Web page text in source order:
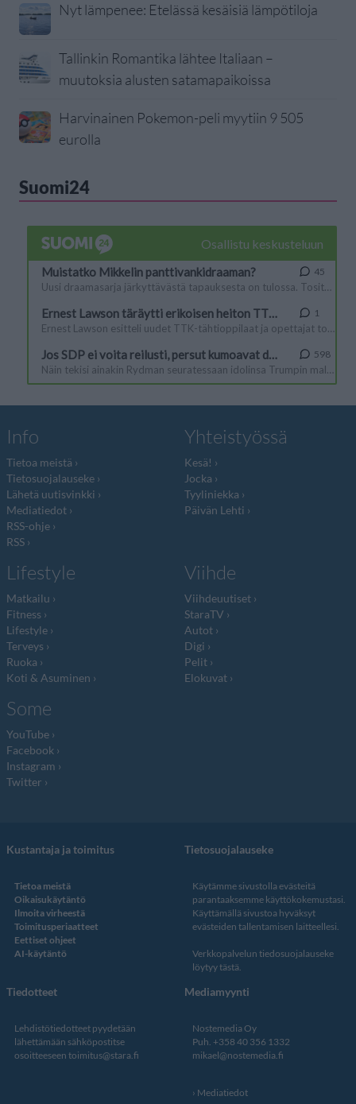
Nyt lämpenee: Etelässä kesäisiä lämpötiloja
Tallinkin Romantika lähtee Italiaan –
muutoksia alusten satamapaikoissa
Harvinainen Pokemon-peli myytiin 9 505
eurolla
Suomi24
Info
Tietoa meistä
Tietosuojalauseke
Lähetä uutisvinkki
Mediatiedot
RSS-ohje
RSS
Yhteistyössä
Kesä!
Jocka
Tyyliniekka
Päivän Lehti
Lifestyle
Matkailu
Fitness
Lifestyle
Terveys
Ruoka
Koti & Asuminen
Viihde
Viihdeuutiset
StaraTV
Autot
Digi
Pelit
Elokuvat
Some
YouTube
Facebook
Instagram
Twitter
Kustantaja ja toimitus
Tietoa meistä
Oikaisukäytäntö
Ilmoita virheestä
Toimitusperiaatteet
Eettiset ohjeet
AI-käytäntö
Tietosuojalauseke
Käytämme sivustolla evästeitä
parantaaksemme käyttökokemustasi.
Käyttämällä sivustoa hyväksyt
evästeiden tallentamisen laitteellesi.
Verkkopalvelun tiedosuojalauseke
löytyy tästä.
Tiedotteet
Lehdistötiedotteet pyydetään
lähettämään sähköpostitse
osoitteeseen toimitus@stara.fi
Mediamyynti
Nostemedia Oy
Puh. +358 40 356 1332
mikael@nostemedia.fi
Mediatiedot